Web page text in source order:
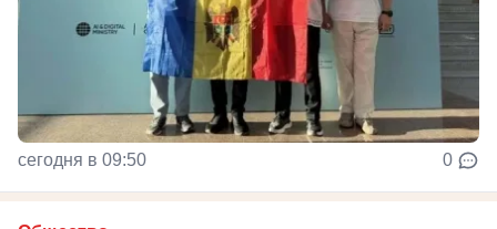
сегодня в 09:50 0